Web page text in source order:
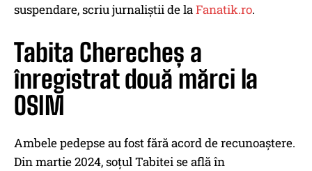
suspendare, scriu jurnaliștii de laFanatik.ro.
Tabita Cherecheș a
înregistrat două mărci la
OSIM
Ambele pedepse au fost fără acord de recunoaștere.
Din martie 2024, soțul Tabitei se află în